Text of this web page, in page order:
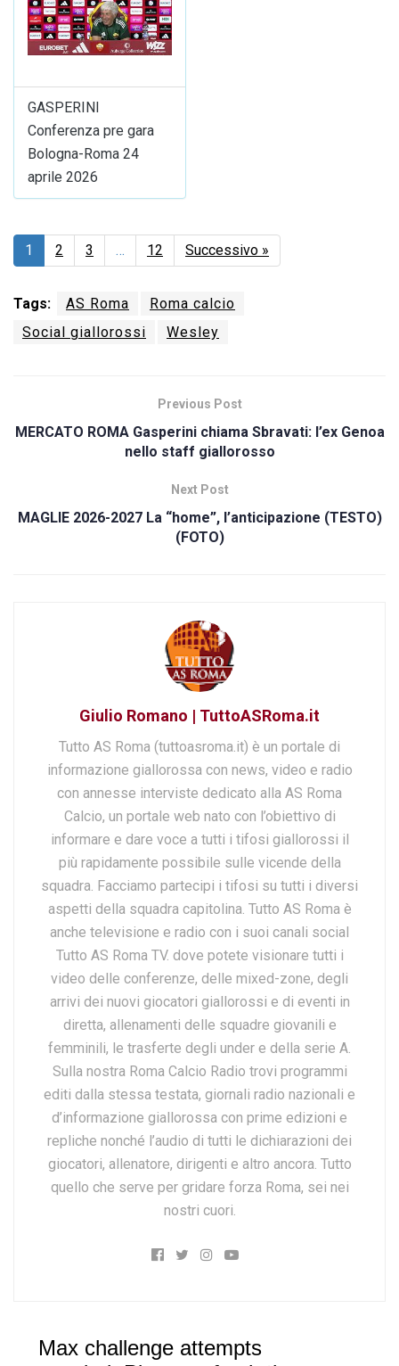
GASPERINI
Conferenza pre gara
Bologna-Roma 24
aprile 2026
1 2 3 … 12 Successivo »
Tags: AS Roma
Roma calcio
Social giallorossi
Wesley
Previous Post
MERCATO ROMA Gasperini chiama Sbravati: l’ex Genoa
nello staff giallorosso
Next Post
MAGLIE 2026-2027 La “home”, l’anticipazione (TESTO)
(FOTO)
Giulio Romano | TuttoASRoma.it
Tutto AS Roma (tuttoasroma.it) è un portale di
informazione giallorossa con news, video e radio
con annesse interviste dedicato alla AS Roma
Calcio, un portale web nato con l’obiettivo di
informare e dare voce a tutti i tifosi giallorossi il
più rapidamente possibile sulle vicende della
squadra. Facciamo partecipi i tifosi su tutti i diversi
aspetti della squadra capitolina. Tutto AS Roma è
anche televisione e radio con i suoi canali social
Tutto AS Roma TV. dove potete visionare tutti i
video delle conferenze, delle mixed-zone, degli
arrivi dei nuovi giocatori giallorossi e di eventi in
diretta, allenamenti delle squadre giovanili e
femminili, le trasferte degli under e della serie A.
Sulla nostra Roma Calcio Radio trovi programmi
editi dalla stessa testata, giornali radio nazionali e
d’informazione giallorossa con prime edizioni e
repliche nonché l’audio di tutti le dichiarazioni dei
giocatori, allenatore, dirigenti e altro ancora. Tutto
quello che serve per gridare forza Roma, sei nei
nostri cuori.